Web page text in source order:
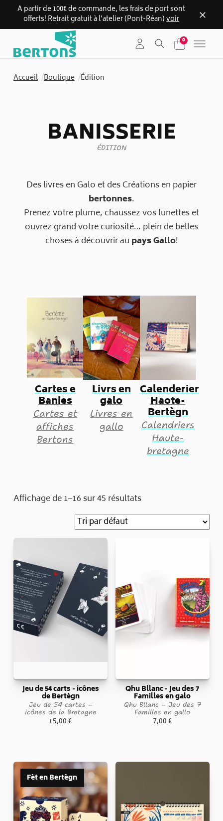
A partir de 100€ de commande, les frais de port sont
offerts! Retrait gratuit à l'atelier (Pont-Réan)voir
content
0
Accueil /Boutique /Édition
BANISSERIE
ÉDITION
Des livres en Galo et des Créations en papier
bertonnes.
Prenez votre plume, chaussez vos lunettes et
ouvrez grand votre curiosité… plein de belles
choses à découvrir au pays Gallo!
Cartes e
Banies
Cartes et
affiches
Bertons
Livrs en
galo
Livres en
gallo
Calenderier
Haote-
Bertègn
Calendriers
Haute-
bretagne
Affichage de 1–16 sur 45 résultats
Jeu de 54 carts - icônes
de Bertègn
Jeu de 54 cartes –
icônes de la Bretagne
15,00€
Qhu Bllanc - Jeu des 7
Familles en galo
Qhu Bllanc – Jeu des 7
Familles en gallo
7,00€
Fèt en Bertègn